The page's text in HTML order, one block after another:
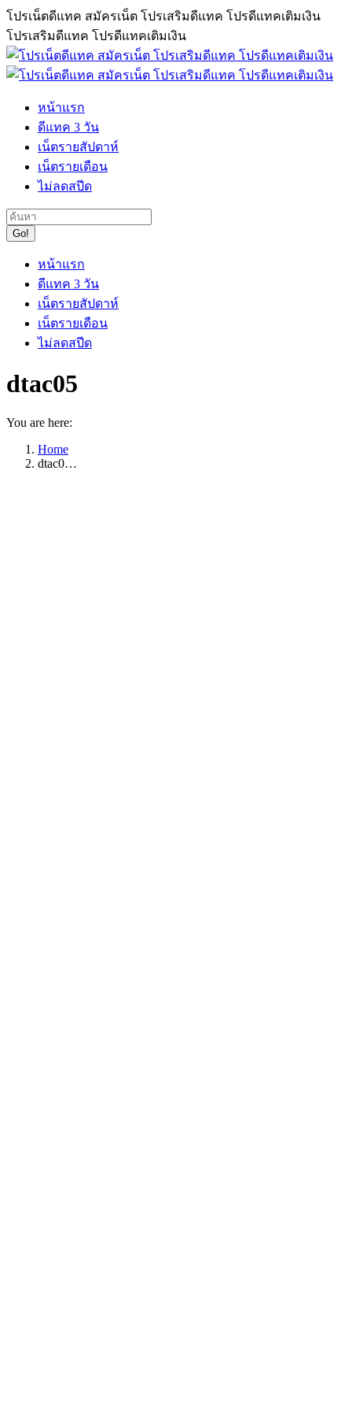
Skip
to
content
โปรเน็ตดีแทค สมัครเน็ต โปรเสริมดีแทค โปรดีแทคเติมเงิน
โปรเสริมดีแทค โปรดีแทคเติมเงิน
หน้าแรก
ดีแทค 3 วัน
เน็ตรายสัปดาห์
เน็ตรายเดือน
ไม่ลดสปีด
Search:
หน้าแรก
ดีแทค 3 วัน
เน็ตรายสัปดาห์
เน็ตรายเดือน
ไม่ลดสปีด
dtac05
You are here:
Home
dtac0…